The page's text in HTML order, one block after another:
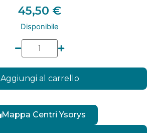
45,50 €
Disponibile
Aggiungi al carrello
Mappa Centri Ysorys